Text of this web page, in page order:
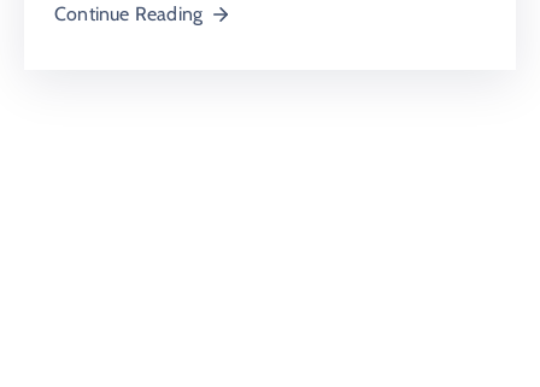
Continue Reading